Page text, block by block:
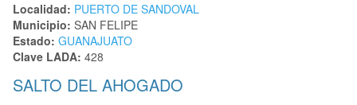
Localidad: PUERTO DE SANDOVAL
Municipio: SAN FELIPE
Estado: GUANAJUATO
Clave LADA: 428
SALTO DEL AHOGADO